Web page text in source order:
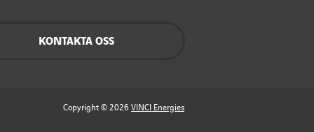
KONTAKTA OSS
Copyright © 2026 VINCI Energies